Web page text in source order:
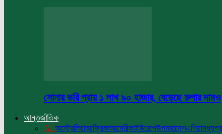
সোনার ভরি প্রায় ১ লাখ ৯০ হাজার, বেড়েছে রুপার দামও
আন্তর্জাতিক
Allঅস্ট্রেলিয়াআফ্রিকাআমেরিকাইউরোপউপমহাদেশএশিয়া